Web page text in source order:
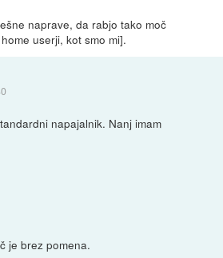
naprave, da rabjo tako moč
userji, kot smo mi].
napajalnik. Nanj imam
je brez pomena.